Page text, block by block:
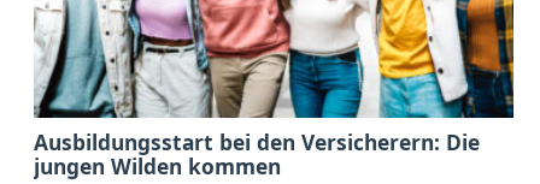
Ausbildungsstart bei den Versicherern: Die
jungen Wilden kommen